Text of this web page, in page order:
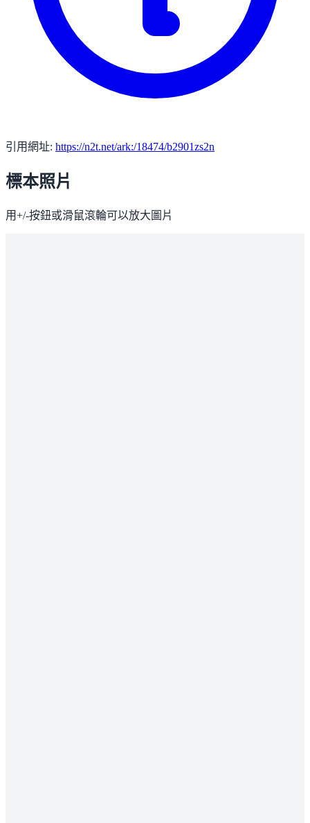
引用網址: https://n2t.net/ark:/18474/b2901zs2n
標本照片
用+/-按鈕或滑鼠滾輪可以放大圖片